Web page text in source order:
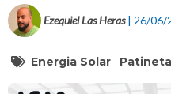
Ezequiel Las Heras | 26/06/
Energia Solar Patineta